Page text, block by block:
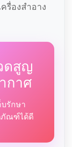
รื่องสำอาง
ดสูญ
กาศ
บรักษา
ภัณฑ์ได้ดี